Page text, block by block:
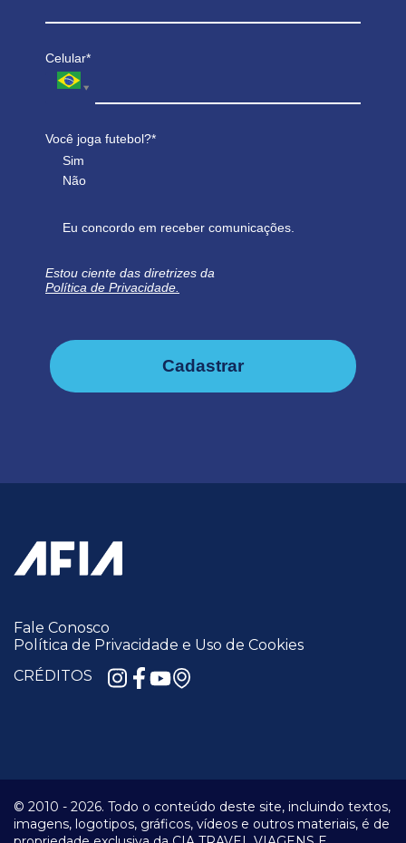
Celular*
Você joga futebol?*
Sim
Não
Eu concordo em receber comunicações.
Estou ciente das diretrizes da
Política de Privacidade.
Cadastrar
Fale Conosco
Política de Privacidade e Uso de Cookies
CRÉDITOS
© 2010 - 2026. Todo o conteúdo deste site, incluindo textos,
imagens, logotipos, gráficos, vídeos e outros materiais, é de